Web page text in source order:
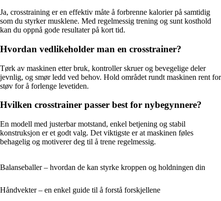
Ja, crosstraining er en effektiv måte å forbrenne kalorier på samtidig
som du styrker musklene. Med regelmessig trening og sunt kosthold
kan du oppnå gode resultater på kort tid.
Hvordan vedlikeholder man en crosstrainer?
Tørk av maskinen etter bruk, kontroller skruer og bevegelige deler
jevnlig, og smør ledd ved behov. Hold området rundt maskinen rent for
støv for å forlenge levetiden.
Hvilken crosstrainer passer best for nybegynnere?
En modell med justerbar motstand, enkel betjening og stabil
konstruksjon er et godt valg. Det viktigste er at maskinen føles
behagelig og motiverer deg til å trene regelmessig.
Balanseballer – hvordan de kan styrke kroppen og holdningen din
Håndvekter – en enkel guide til å forstå forskjellene